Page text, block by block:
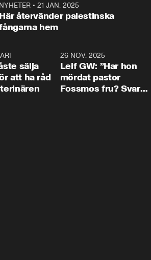
NYHETER •21 JAN. 2025
Här återvänder palestinska
hem
sälja
att ha råd
26 NOV. 2025
Leif GW: ”Har hon
mördat pastor
Fossmos fru? Svar